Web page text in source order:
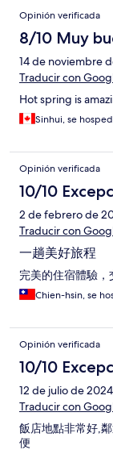
Opinión verificada
8/10 Muy
14 de noviembre
Traducir con
Hot spring is
Sinhui, se
Opinión verificada
10/10
2 de febrero de
Traducir con
一趟美好旅程
完美的住宿體驗，
Chien-hsin, se
Opinión verificada
10/10
12 de julio de 2024
Traducir con
飯店地點非常好,
便